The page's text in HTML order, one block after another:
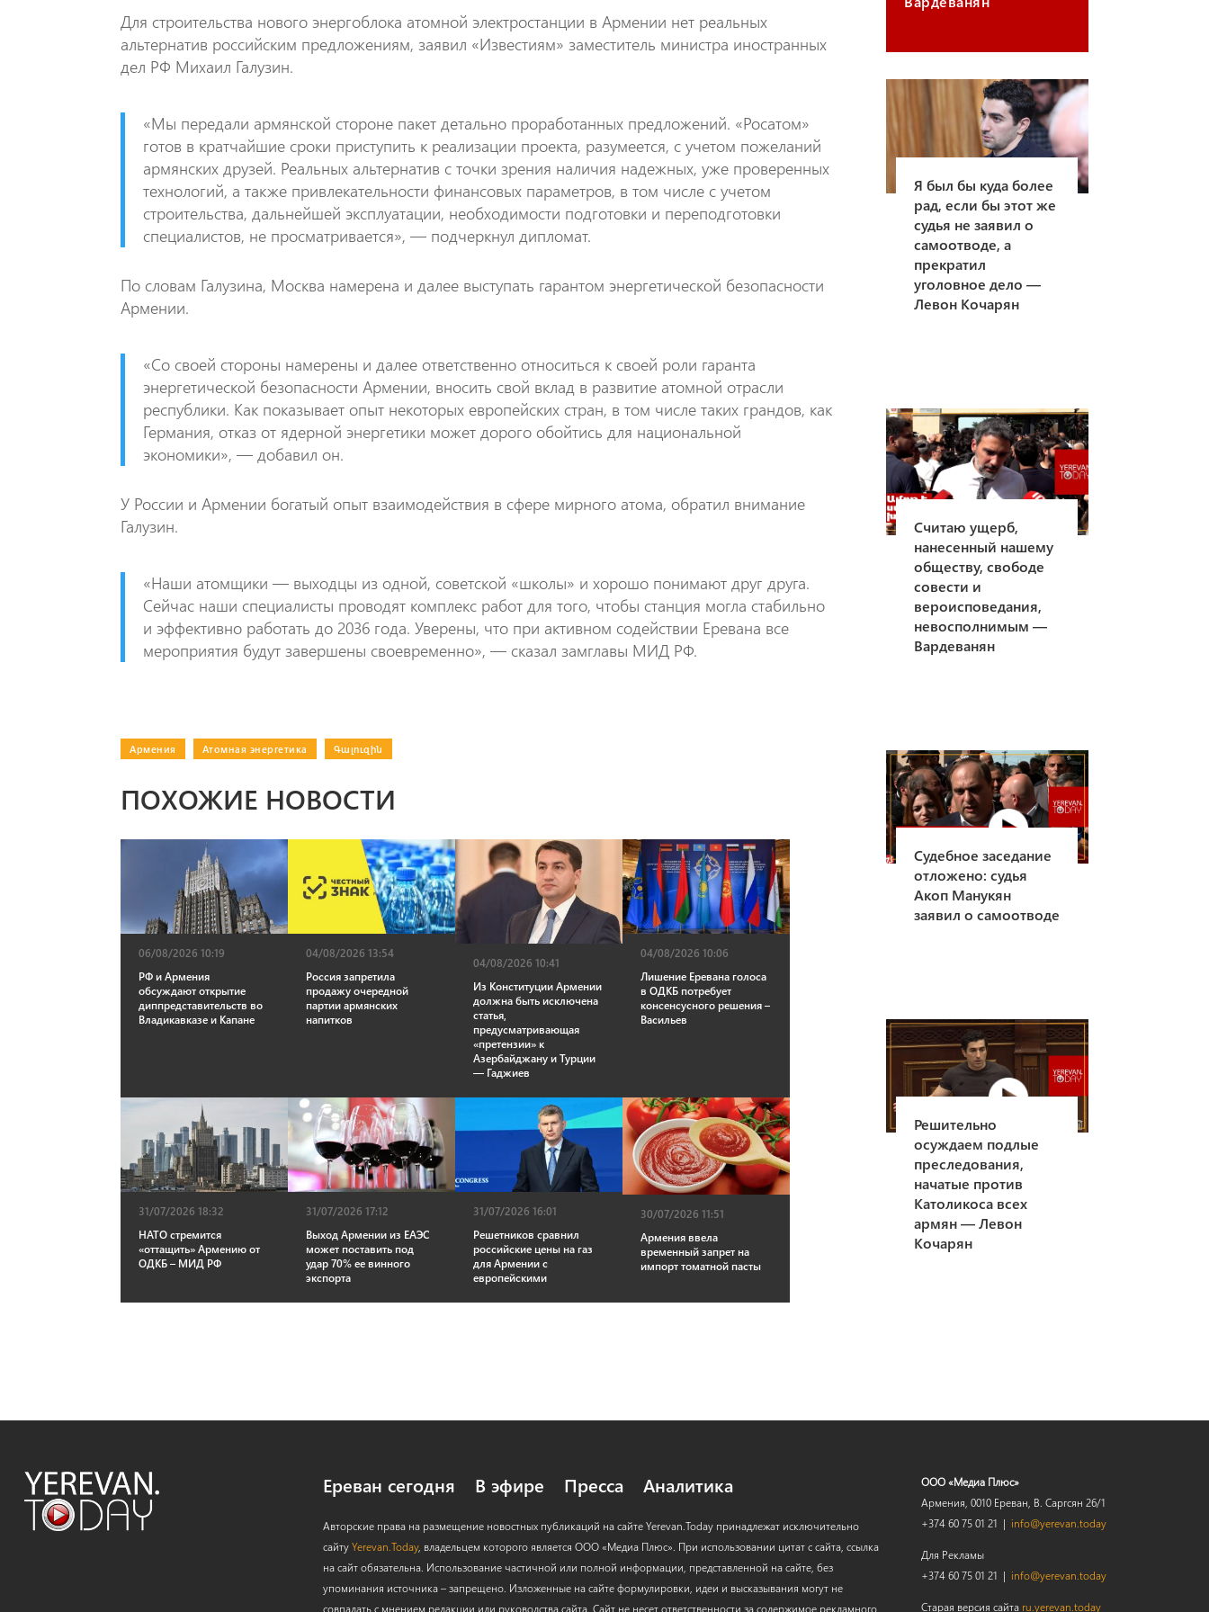
Для строительства нового энергоблока атомной электростанции в Армении нет реальных
альтернатив российским предложениям, заявил «Известиям» заместитель министра иностранных
дел РФ Михаил Галузин.
«Мы передали армянской стороне пакет детально проработанных предложений. «Росатом»
готов в кратчайшие сроки приступить к реализации проекта, разумеется, с учетом пожеланий
армянских друзей. Реальных альтернатив с точки зрения наличия надежных, уже проверенных
технологий, а также привлекательности финансовых параметров, в том числе с учетом
строительства, дальнейшей эксплуатации, необходимости подготовки и переподготовки
специалистов, не просматривается», — подчеркнул дипломат.
По словам Галузина, Москва намерена и далее выступать гарантом энергетической безопасности
Армении.
«Со своей стороны намерены и далее ответственно относиться к своей роли гаранта
энергетической безопасности Армении, вносить свой вклад в развитие атомной отрасли
республики. Как показывает опыт некоторых европейских стран, в том числе таких грандов, как
Германия, отказ от ядерной энергетики может дорого обойтись для национальной
экономики», — добавил он.
У России и Армении богатый опыт взаимодействия в сфере мирного атома, обратил внимание
Галузин.
«Наши атомщики — выходцы из одной, советской «школы» и хорошо понимают друг друга.
Сейчас наши специалисты проводят комплекс работ для того, чтобы станция могла стабильно
и эффективно работать до 2036 года. Уверены, что при активном содействии Еревана все
мероприятия будут завершены своевременно», — сказал замглавы МИД РФ.
Армения Атомная энергетика Գալուզին
ПОХОЖИЕ НОВОСТИ
06/08/2026 10:19
РФ и Армения
обсуждают открытие
диппредставительств во
Владикавказе и Капане
04/08/2026 13:54
Россия запретила
продажу очередной
партии армянских
напитков
04/08/2026 10:41
Из Конституции Армении
должна быть исключена
статья,
предусматривающая
«претензии» к
Азербайджану и Турции
— Гаджиев
04/08/2026 10:06
Лишение Еревана голоса
в ОДКБ потребует
консенсусного решения –
Васильев
31/07/2026 18:32
НАТО стремится
«оттащить» Армению от
ОДКБ – МИД РФ
31/07/2026 17:12
Выход Армении из ЕАЭС
может поставить под
удар 70% ее винного
экспорта
31/07/2026 16:01
Решетников сравнил
российские цены на газ
для Армении с
европейскими
30/07/2026 11:51
Армения ввела
временный запрет на
импорт томатной пасты
Я был бы куда более
рад, если бы этот же
судья не заявил о
самоотводе, а
прекратил
уголовное дело —
Левон Кочарян
Считаю ущерб,
нанесенный нашему
обществу, свободе
совести и
вероисповедания,
невосполнимым —
Вардеванян
Судебное заседание
отложено: судья
Акоп Манукян
заявил о самоотводе
Решительно
осуждаем подлые
преследования,
начатые против
Католикоса всех
армян — Левон
Кочарян
Ереван сегодня В эфире Пресса Аналитика
Авторские права на размещение новостных публикаций на сайте Yerevan.Today принадлежат исключительно
сайтуYerevan.Today, владельцем которого является ООО «Медиа Плюс». При использовании цитат с сайта, ссылка
на сайт обязательна. Использование частичной или полной информации, представленной на сайте, без
упоминания источника – запрещено. Изложенные на сайте формулировки, идеи и высказывания могут не
совпадать с мнением редакции или руководства сайта. Сайт не несет ответственности за содержимое рекламного
ООО «Медиа Плюс»
Армения, 0010 Ереван, В. Саргсян 26/1
+374 60 75 01 21 | info@yerevan.today
Для Рекламы
+374 60 75 01 21 | info@yerevan.today
Старая версия сайта ru.yerevan.today